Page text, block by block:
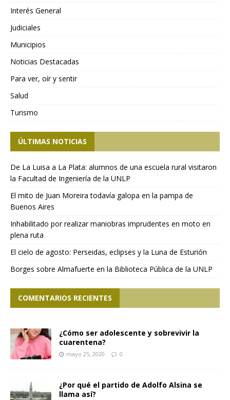
Interés General
Judiciales
Municipios
Noticias Destacadas
Para ver, oír y sentir
Salud
Turismo
ÚLTIMAS NOTICIAS
De La Luisa a La Plata: alumnos de una escuela rural visitaron
la Facultad de Ingeniería de la UNLP
El mito de Juan Moreira todavía galopa en la pampa de
Buenos Aires
Inhabilitado por realizar maniobras imprudentes en moto en
plena ruta
El cielo de agosto: Perseidas, eclipses y la Luna de Esturión
Borges sobre Almafuerte en la Biblioteca Pública de la UNLP
COMENTARIOS RECIENTES
¿Cómo ser adolescente y sobrevivir la
cuarentena?
mayo 25, 2020 0
¿Por qué el partido de Adolfo Alsina se
llama así?